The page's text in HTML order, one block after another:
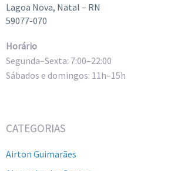
Lagoa Nova, Natal – RN
59077-070
Horário
Segunda–Sexta: 7:00–22:00
Sábados e domingos: 11h–15h
CATEGORIAS
Airton Guimarães